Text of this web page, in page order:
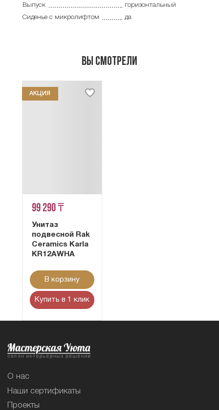
Выпуск
горизонтальный
Сиденье с микролифтом
да
Вы смотрели
АКЦИЯ
99 290 ₸
Унитаз
подвесной Rak
Ceramics Karla
KR12AWHA
В корзину
Купить в 1 клик
О нас
Наши сертификаты
Проекты